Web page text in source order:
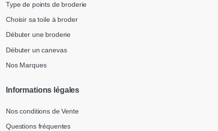
Type de points de broderie
Choisir sa toile à broder
Débuter une broderie
Débuter un canevas
Nos Marques
Informations légales
Nos conditions de Vente
Questions fréquentes